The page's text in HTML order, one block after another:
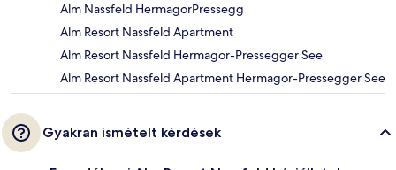
Alm Nassfeld HermagorPressegg
Alm Resort Nassfeld Apartment
Alm Resort Nassfeld Hermagor-Pressegger See
Alm Resort Nassfeld Apartment Hermagor-Pressegger See
Gyakran ismételt kérdések